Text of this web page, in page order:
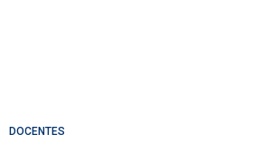
DOCENTES